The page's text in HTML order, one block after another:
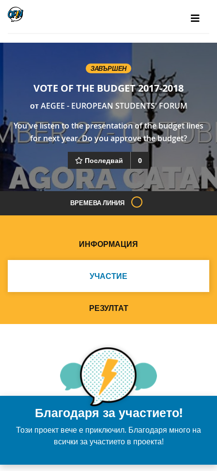
ЗАВЪРШЕН
VOTE OF THE BUDGET 2017-2018
отAEGEE - EUROPEAN STUDENTS' FORUM
You've listen to the presentation of the budget lines
for next year. Do you approve the budget?
Последвай 0
ВРЕМЕВА ЛИНИЯ
ИНФОРМАЦИЯ
УЧАСТИЕ
РЕЗУЛТАТ
Благодаря за участието!
Този проект вече е приключил. Благодаря много на
всички за участието в проекта!